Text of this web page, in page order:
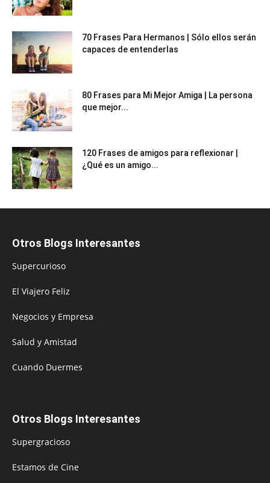
70 Frases Para Hermanos | Sólo ellos serán
capaces de entenderlas
80 Frases para Mi Mejor Amiga | La persona
que mejor...
120 Frases de amigos para reflexionar |
¿Qué es un amigo...
Otros Blogs Interesantes
Supercurioso
El Viajero Feliz
Negocios y Empresa
Salud y Amistad
Cuando Duermes
Otros Blogs Interesantes
Supergracioso
Estamos de Cine